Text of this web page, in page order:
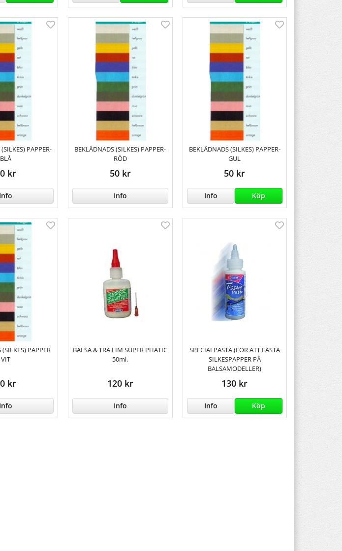
PAPPER-
BLÅ
kr
Info
BEKLÄDNADS (SILKES) PAPPER-
RÖD
50 kr
Info
BEKLÄDNADS (SILKES) PAPPER-
GUL
50 kr
Info Köp
PAPPER
VIT
kr
Info
BALSA & TRÄ LIM SUPER PHATIC
50ml.
120 kr
Info
SPECIALPASTA (FÖR ATT FÄSTA
SILKESPAPPER PÅ
BALSAMODELLER)
130 kr
Info Köp